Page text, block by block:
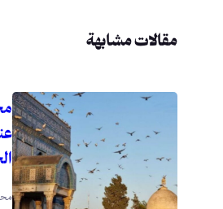
مقالات مشابهة